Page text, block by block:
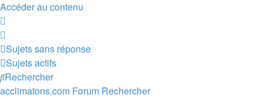
Accéder au contenu
Sujets sans réponse
Sujets actifs
Rechercher
acclimatons.com Forum Rechercher